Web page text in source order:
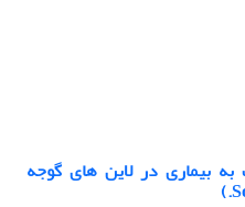
بیماری در لاین های گوجه